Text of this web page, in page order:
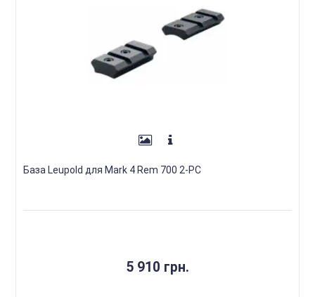
База Leupold для Mark 4 Rem 700 2-PC
5 910 грн.